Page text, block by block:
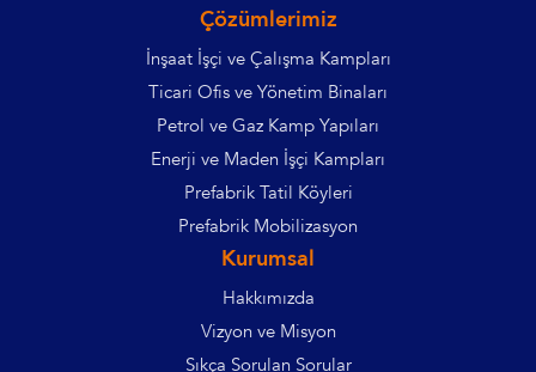
Çözümlerimiz
İnşaat İşçi ve Çalışma Kampları
Ticari Ofis ve Yönetim Binaları
Petrol ve Gaz Kamp Yapıları
Enerji ve Maden İşçi Kampları
Prefabrik Tatil Köyleri
Prefabrik Mobilizasyon
Kurumsal
Hakkımızda
Vizyon ve Misyon
Sıkça Sorulan Sorular